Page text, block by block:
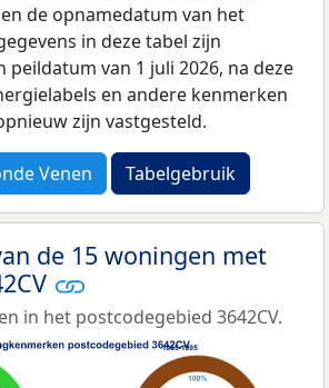
de opnamedatum van het
in deze tabel zijn
peildatum van 1 juli 2026, na deze
en andere kenmerken
zijn vastgesteld.
Venen Tabelgebruik
de 15 woningen met
in het postcodegebied 3642CV.